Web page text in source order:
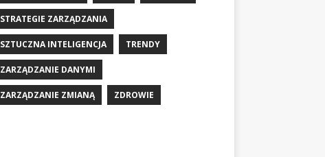
STRATEGIE ZARZĄDZANIA
SZTUCZNA INTELIGENCJA TRENDY
ZARZĄDZANIE DANYMI
ZARZĄDZANIE ZMIANĄ ZDROWIE